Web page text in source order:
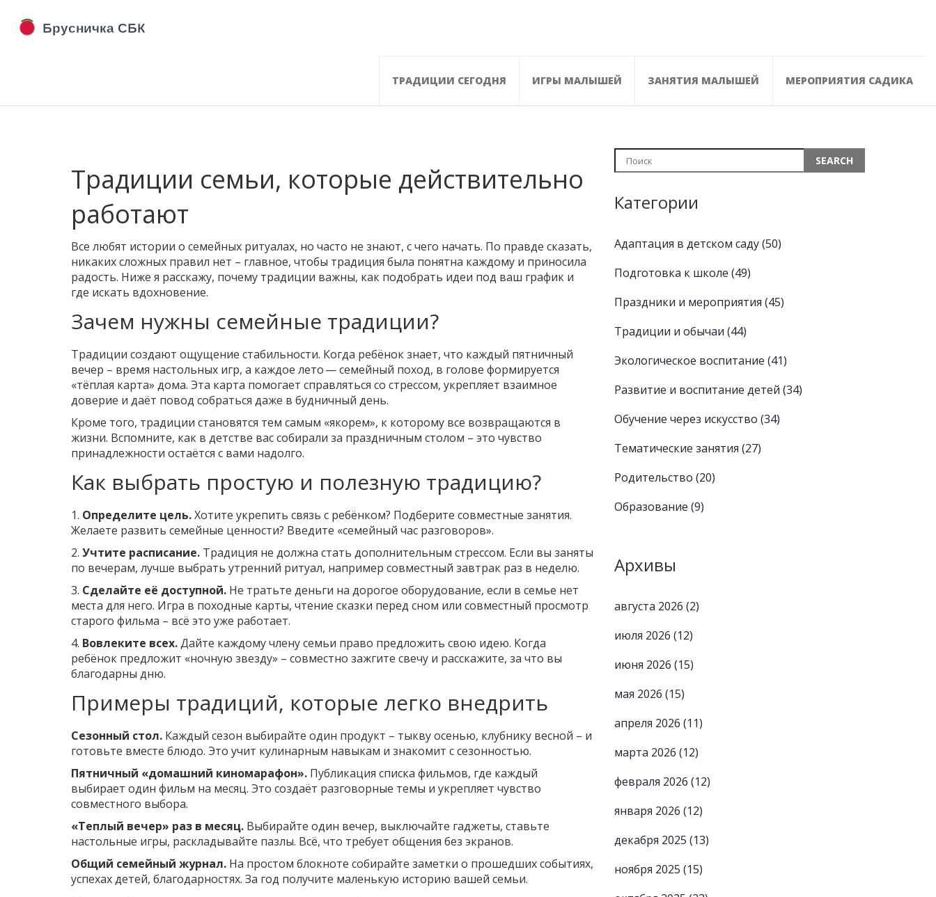
ТРАДИЦИИ СЕГОДНЯ ИГРЫ МАЛЫШЕЙ ЗАНЯТИЯ МАЛЫШЕЙ МЕРОПРИЯТИЯ САДИКА
Традиции семьи, которые действительно
работают
Все любят истории о семейных ритуалах, но часто не знают, с чего начать. По правде сказать,
никаких сложных правил нет – главное, чтобы традиция была понятна каждому и приносила
радость. Ниже я расскажу, почему традиции важны, как подобрать идеи под ваш график и
где искать вдохновение.
Зачем нужны семейные традиции?
Традиции создают ощущение стабильности. Когда ребёнок знает, что каждый пятничный
вечер – время настольных игр, а каждое лето — семейный поход, в голове формируется
«тёплая карта» дома. Эта карта помогает справляться со стрессом, укрепляет взаимное
доверие и даёт повод собраться даже в будничный день.
Кроме того, традиции становятся тем самым «якорем», к которому все возвращаются в
жизни. Вспомните, как в детстве вас собирали за праздничным столом – это чувство
принадлежности остаётся с вами надолго.
Как выбрать простую и полезную традицию?
1. Определите цель.Хотите укрепить связь с ребёнком? Подберите совместные занятия.
Желаете развить семейные ценности? Введите «семейный час разговоров».
2. Учтите расписание. Традиция не должна стать дополнительным стрессом. Если вы заняты
по вечерам, лучше выбрать утренний ритуал, например совместный завтрак раз в неделю.
3. Сделайте её доступной. Не тратьте деньги на дорогое оборудование, если в семье нет
места для него. Игра в походные карты, чтение сказки перед сном или совместный просмотр
старого фильма – всё это уже работает.
4. Вовлеките всех.Дайте каждому члену семьи право предложить свою идею. Когда
ребёнок предложит «ночную звезду» – совместно зажгите свечу и расскажите, за что вы
благодарны дню.
Примеры традиций, которые легко внедрить
Сезонный стол. Каждый сезон выбирайте один продукт – тыкву осенью, клубнику весной – и
готовьте вместе блюдо. Это учит кулинарным навыкам и знакомит с сезонностью.
Пятничный «домашний киномарафон». Публикация списка фильмов, где каждый
выбирает один фильм на месяц. Это создаёт разговорные темы и укрепляет чувство
совместного выбора.
«Теплый вечер» раз в месяц. Выбирайте один вечер, выключайте гаджеты, ставьте
настольные игры, раскладывайте пазлы. Всё, что требует общения без экранов.
Общий семейный журнал. На простом блокноте собирайте заметки о прошедших событиях,
успехах детей, благодарностях. За год получите маленькую историю вашей семьи.
Категории
Адаптация в детском саду(50)
Подготовка к школе (49)
Праздники и мероприятия (45)
Традиции и обычаи (44)
Экологическое воспитание (41)
Развитие и воспитание детей (34)
Обучение через искусство (34)
Тематические занятия (27)
Родительство (20)
Образование (9)
Архивы
августа 2026 (2)
июля 2026 (12)
июня 2026 (15)
мая 2026 (15)
апреля 2026 (11)
марта 2026 (12)
февраля 2026 (12)
января 2026 (12)
декабря 2025 (13)
ноября 2025 (15)